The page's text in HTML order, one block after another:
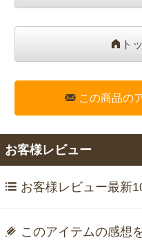
ト
この商品の
お客様レビュー
お客様レビュー最新
このアイテムの感想